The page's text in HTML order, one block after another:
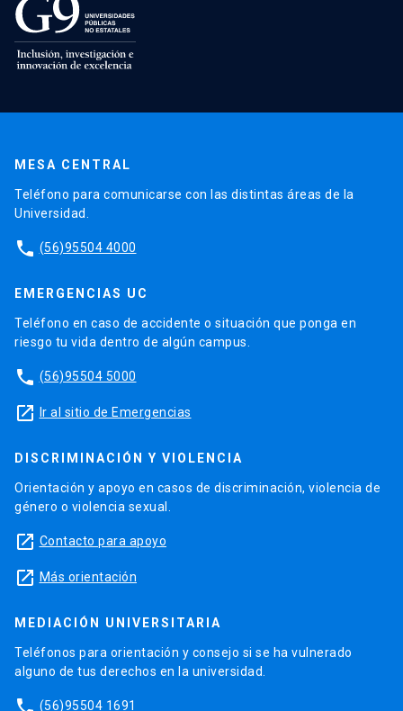
MESA CENTRAL
Teléfono para comunicarse con las distintas áreas de la
Universidad.
phone (56)95504 4000
EMERGENCIAS UC
Teléfono en caso de accidente o situación que ponga en
riesgo tu vida dentro de algún campus.
phone (56)95504 5000
launch Ir al sitio de Emergencias
DISCRIMINACIÓN Y VIOLENCIA
Orientación y apoyo en casos de discriminación, violencia de
género o violencia sexual.
launch Contacto para apoyo
launch Más orientación
MEDIACIÓN UNIVERSITARIA
Teléfonos para orientación y consejo si se ha vulnerado
alguno de tus derechos en la universidad.
(56)95504 1691